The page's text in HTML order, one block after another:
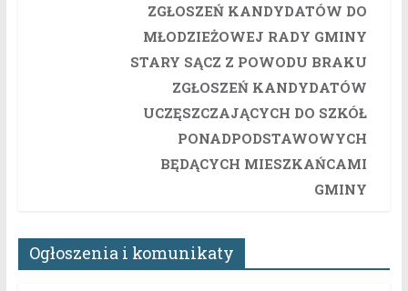
ZGŁOSZEŃ KANDYDATÓW DO
MŁODZIEŻOWEJ RADY GMINY
STARY SĄCZ Z POWODU BRAKU
ZGŁOSZEŃ KANDYDATÓW
UCZĘSZCZAJĄCYCH DO SZKÓŁ
PONADPODSTAWOWYCH
BĘDĄCYCH MIESZKAŃCAMI
GMINY
Ogłoszenia i komunikaty